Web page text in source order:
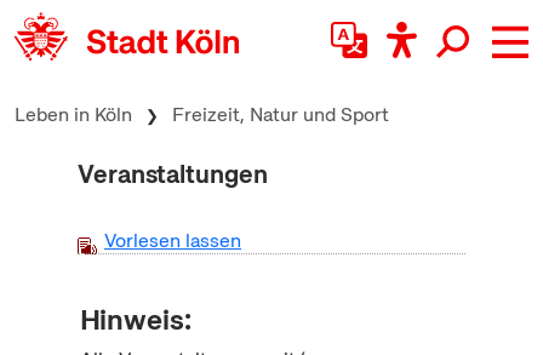
zum Inhalt springen
Leben in Köln Freizeit, Natur und Sport
Veranstaltungen
Vorlesen lassen
Hinweis: